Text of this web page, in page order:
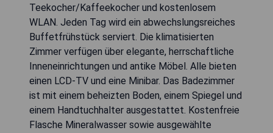
Teekocher/Kaffeekocher und kostenlosem
WLAN. Jeden Tag wird ein abwechslungsreiches
Buffetfrühstück serviert. Die klimatisierten
Zimmer verfügen über elegante, herrschaftliche
Inneneinrichtungen und antike Möbel. Alle bieten
einen LCD-TV und eine Minibar. Das Badezimmer
ist mit einem beheizten Boden, einem Spiegel und
einem Handtuchhalter ausgestattet. Kostenfreie
Flasche Mineralwasser sowie ausgewählte